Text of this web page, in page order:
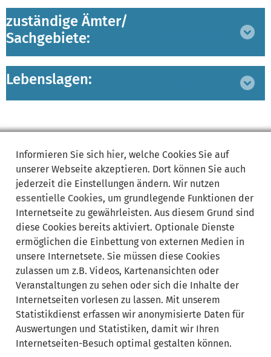
zuständige Ämter/
Sachgebiete:
Lebenslagen:
Synonyme:
Antrag WerkstattkarteFahrtenschreiber
Fahrtenschreiberkarten Fahrtenschreiberkartenregister
Fahrtenschreiber- und Kontrollgeräte-Schulungsrichtlinie
FKRInstallateurKBAKontrollgerätekarte
KontrollgerätekartenKraftfahrt-Bundesamt
Straßenverkehrs-Zulassungs-Ordnung
Informieren Sie sich hier, welche Cookies Sie auf
unserer Webseite akzeptieren. Dort können Sie auch
jederzeit die Einstellungen ändern. Wir nutzen
essentielle Cookies, um grundlegende Funktionen der
Internetseite zu gewährleisten. Aus diesem Grund sind
diese Cookies bereits aktiviert. Optionale Dienste
ermöglichen die Einbettung von externen Medien in
unsere Internetsete. Sie müssen diese Cookies
zulassen um z.B. Videos, Kartenansichten oder
Veranstaltungen zu sehen oder sich die Inhalte der
Internetseiten vorlesen zu lassen. Mit unserem
Statistikdienst erfassen wir anonymisierte Daten für
Auswertungen und Statistiken, damit wir Ihren
Internetseiten-Besuch optimal gestalten können.